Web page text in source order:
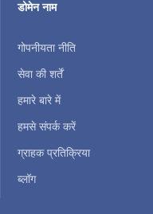
डोमेन नाम
गोपनीयता नीति
सेवा की शर्तें
हमारे बारे में
हमसे संपर्क करें
ग्राहक प्रतिक्रिया
ब्लॉग